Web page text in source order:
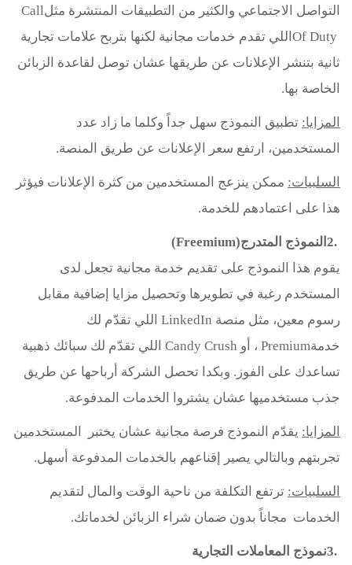
التواصل الاجتماعي والكثير من التطبيقات المنتشرة مثلCall
Of Duty اللي تقدم خدمات مجانية لكنها بتربح علامات تجارية
ثانية بتنشر الإعلانات عن طريقها عشان توصل لقاعدة الزبائن
الخاصة بها.
المزايا: تطبيق النموذج سهل جداً وكلما ما زاد عدد
المستخدمين، ارتفع سعر الإعلانات عن طريق المنصة.
السلبيات: ممكن ينزعج المستخدمين من كثرة الإعلانات فيؤثر
هذا على اعتمادهم للخدمة.
2. النموذج المتدرج(Freemium)
يقوم هذا النموذج على تقديم خدمة مجانية تجعل لدى
المستخدم رغبة في تطويرها وتحصيل مزايا إضافية مقابل
رسوم معين، مثل منصة LinkedIn اللي تقدّم لك
خدمةPremium ، أو Candy Crush اللي تقدّم لك سبائك ذهبية
تساعدك على الفوز. وبكدا تحصل الشركة أرباحها عن طريق
جذب مستخدميها عشان يشتروا الخدمات المدفوعة.
المزايا: يقدّم النموذج فرصة مجانية عشان يختبر المستخدمين
تجربتهم وبالتالي يصير إقناعهم بالخدمات المدفوعة أسهل.
السلبيات: ترتفع التكلفة من ناحية الوقت والمال لتقديم
الخدمات مجاناً بدون ضمان شراء الزبائن لخدماتك.
3.نموذج المعاملات التجارية